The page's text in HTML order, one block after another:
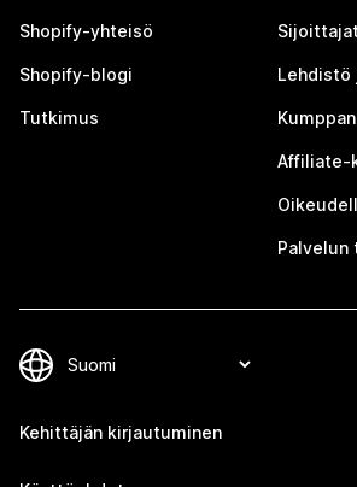
Shopify-yhteisö
Shopify-blogi
Tutkimus
Lehdistö
Affiliate-
Palvelun
Kehittäjän kirjautuminen